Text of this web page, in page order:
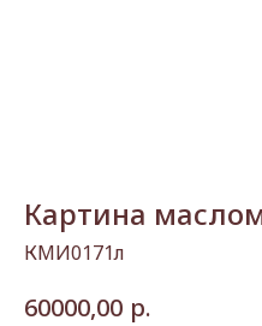
Картина
КМИ0171л
60000,00 р.